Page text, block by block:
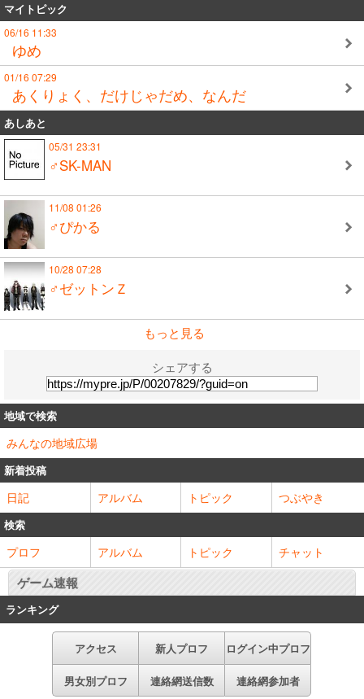
マイトピック
06/16 11:33
ゆめ
01/16 07:29
あくりょく、だけじゃだめ、なんだ
あしあと
05/31 23:31
♂SK-MAN
11/08 01:26
♂ぴかる
10/28 07:28
♂ゼットンＺ
もっと見る
シェアする
地域で検索
みんなの地域広場
新着投稿
日記 アルバム トピック つぶやき
検索
プロフ アルバム トピック チャット
ゲーム速報
ランキング
アクセス 新人プロフ ログイン中プロフ
男女別プロフ 連絡網送信数 連絡網参加者